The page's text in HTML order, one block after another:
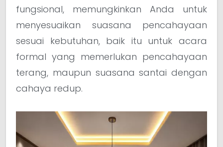
fungsional, memungkinkan Anda untuk
menyesuaikan suasana pencahayaan
sesuai kebutuhan, baik itu untuk acara
formal yang memerlukan pencahayaan
terang, maupun suasana santai dengan
cahaya redup.